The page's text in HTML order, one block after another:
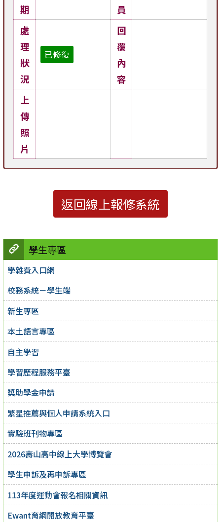
學生專區
學雜費入口網
校務系統－學生端
新生專區
本土語言專區
自主學習
學習歷程服務平臺
獎助學金申請
繁星推薦與個人申請系統入口
實驗班刊物專區
2026壽山高中線上大學博覽會
學生申訴及再申訴專區
113年度運動會報名相關資訊
Ewant育網開放教育平臺
期
員
處
理
狀
況
已修復
回
覆
內
容
上
傳
照
片
返回線上報修系統